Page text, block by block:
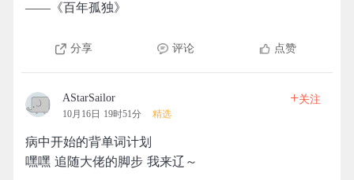
——《百年孤独》
分享 评论 点赞
AStarSailor
10月16日 19时51分 精选
+关注
病中开始的背单词计划
嘿嘿 追随大佬的脚步 我来辽～